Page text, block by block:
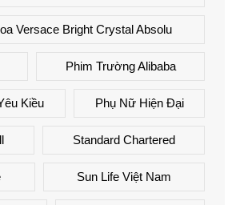
Versace Bright Crystal Absolu
Phim Trường Alibaba
Kiều Phụ Nữ Hiện Đại
Standard Chartered
Sun Life Việt Nam